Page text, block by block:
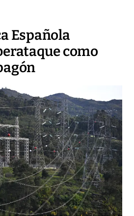
Española
como